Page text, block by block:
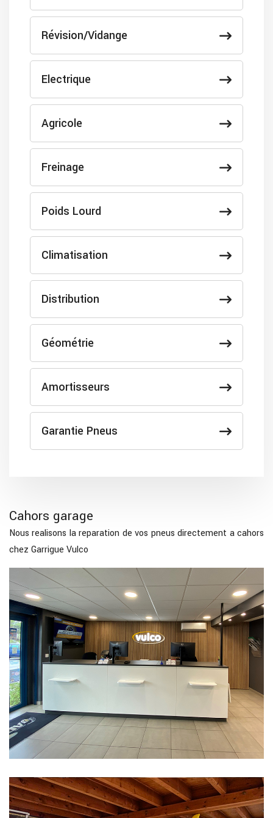
Révision/Vidange
Electrique
Agricole
Freinage
Poids Lourd
Climatisation
Distribution
Géométrie
Amortisseurs
Garantie Pneus
Cahors garage
Nous realisons la reparation de vos pneus directement a cahors
chez Garrigue Vulco